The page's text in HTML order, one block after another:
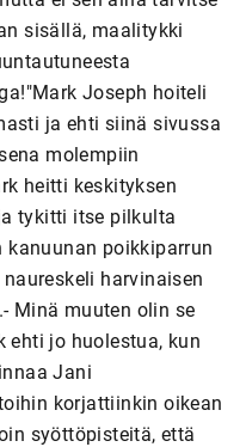
sisällä, maalitykki
Joseph hoiteli
ja ehti siinä sivussa
molempiin
heitti keskityksen
tykitti itse pilkulta
poikkiparrun
harvinaisen
Minä muuten olin se
ehti jo huolestua, kun
Jani
korjattiinkin oikean
syöttöpisteitä, että